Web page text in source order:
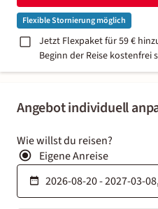
Angebot individuell
Wie willst du reisen?
Eigene Anreise
Flexible Stornierung möglich
Jetzt Flexpaket für 59 €
Beginn der Reise kostenfrei